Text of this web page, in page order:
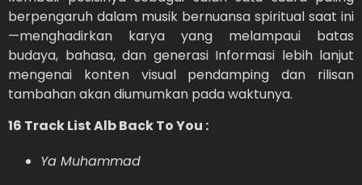
berpengaruh dalam musik bernuansa spiritual saat ini
—menghadirkan karya yang melampaui batas
budaya, bahasa, dan generasi Informasi lebih lanjut
mengenai konten visual pendamping dan rilisan
tambahan akan diumumkan pada waktunya.
16 Track List Alb Back To You :
Ya Muhammad